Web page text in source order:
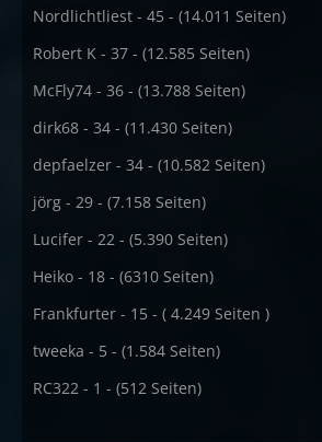
Nordlichtliest - 45 - (14.011 Seiten)
Robert K - 37 - (12.585 Seiten)
McFly74 - 36 - (13.788 Seiten)
dirk68 - 34 - (11.430 Seiten)
depfaelzer - 34 - (10.582 Seiten)
jörg - 29 - (7.158 Seiten)
Lucifer - 22 - (5.390 Seiten)
Heiko - 18 - (6310 Seiten)
Frankfurter - 15 - ( 4.249 Seiten )
tweeka - 5 - (1.584 Seiten)
RC322 - 1 - (512 Seiten)